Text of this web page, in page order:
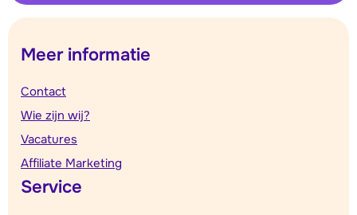
Meer informatie
Contact
Wie zijn wij?
Vacatures
Affiliate Marketing
Service